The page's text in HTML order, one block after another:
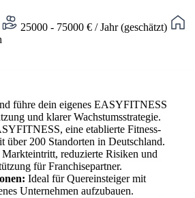
25000 - 75000 € / Jahr (geschätzt)
führe dein eigenes EASYFITNESS
und klarer Wachstumsstrategie.
eine etablierte Fitness-
über 200 Standorten in Deutschland.
Markteintritt, reduzierte Risiken und
für Franchisepartner.
Ideal für Quereinsteiger mit
Unternehmen aufzubauen.